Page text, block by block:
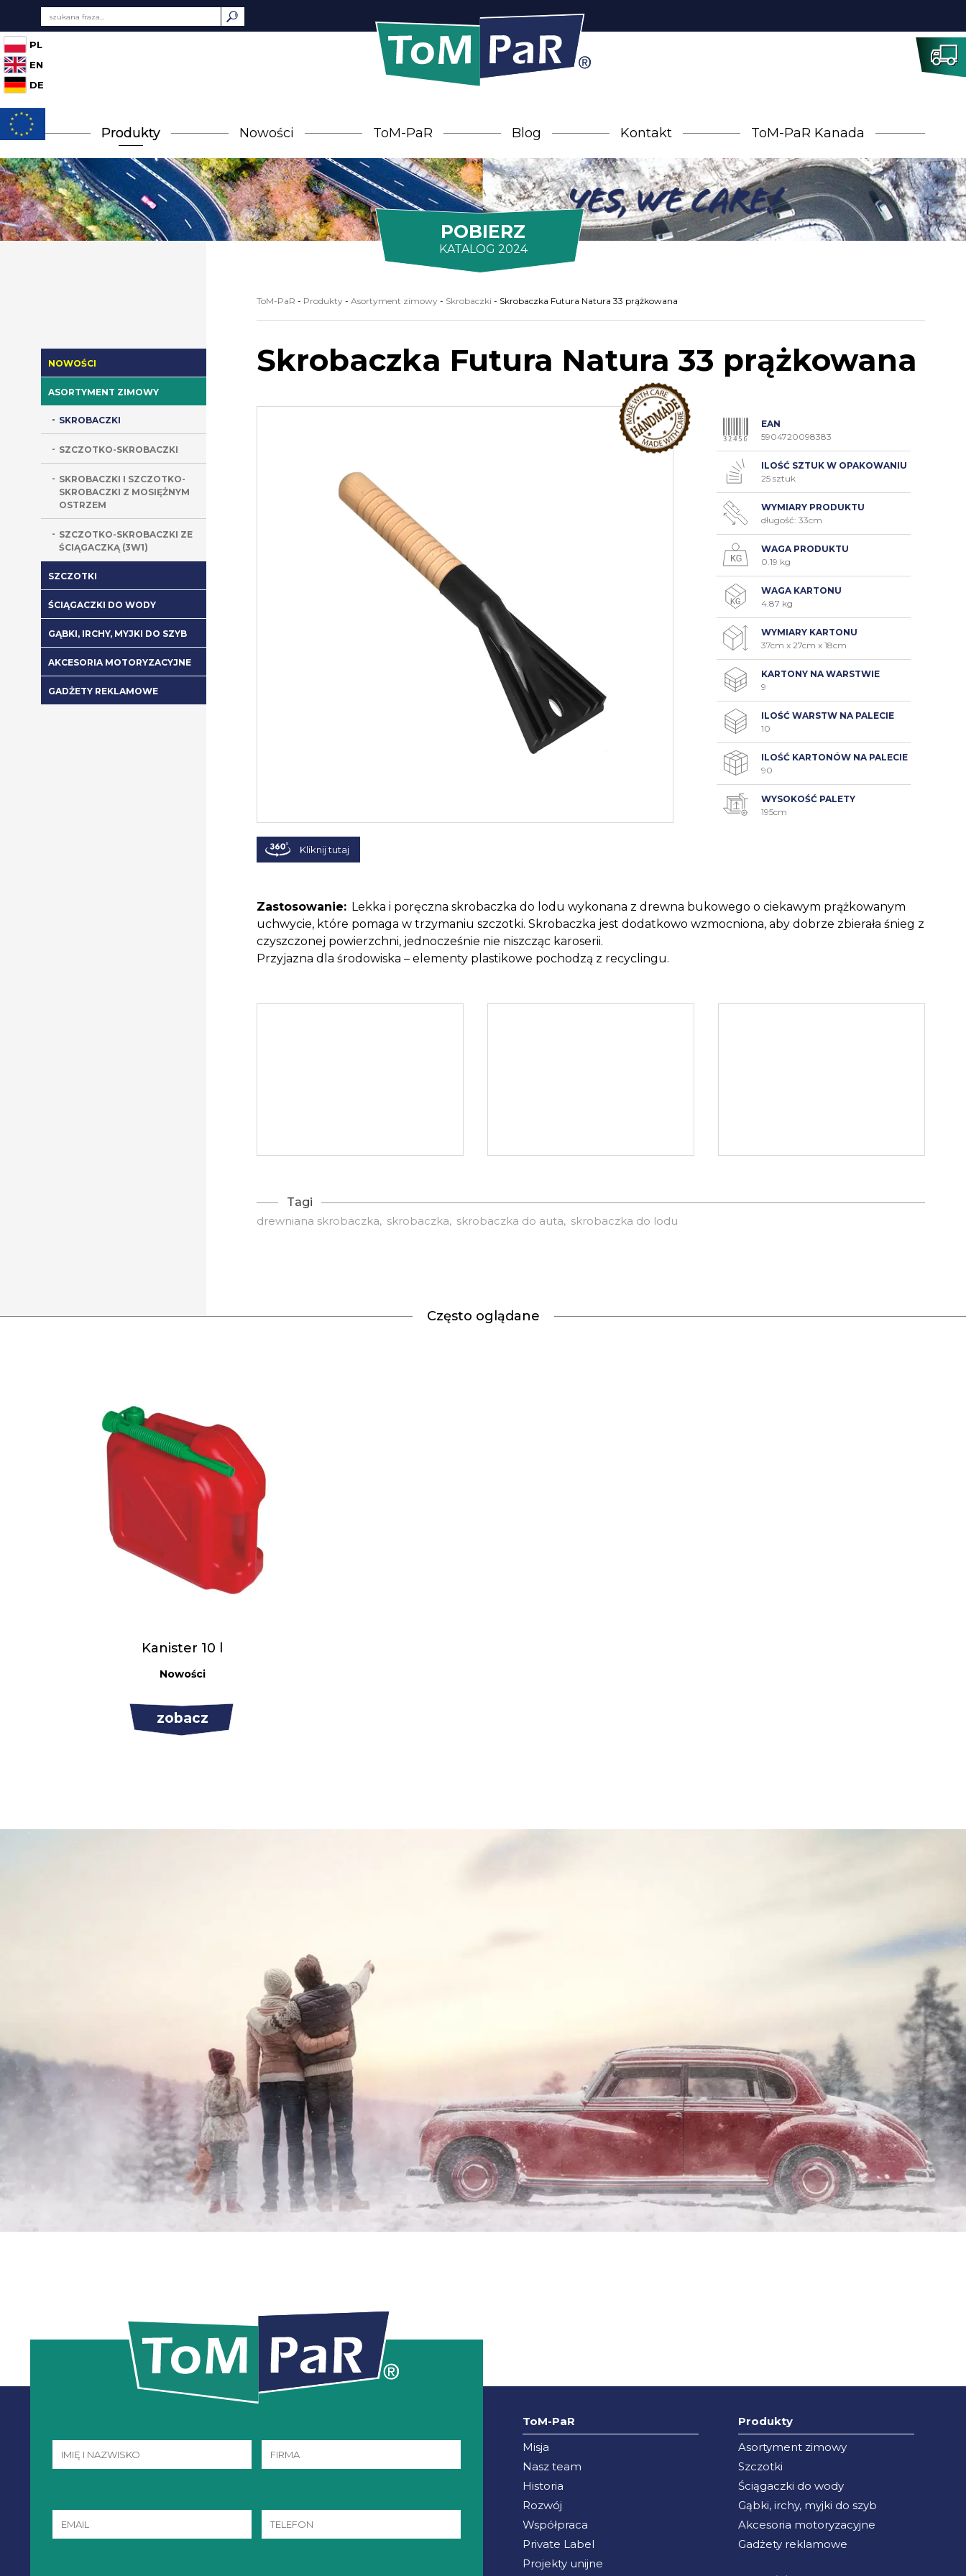
PL
EN
DE
Produkty Nowości ToM-PaR Blog Kontakt ToM-PaR Kanada
POBIERZ
KATALOG 2024
NOWOŚCI
ASORTYMENT ZIMOWY
SKROBACZKI
SZCZOTKO-SKROBACZKI
SKROBACZKI I SZCZOTKO-
SKROBACZKI Z MOSIĘŻNYM
OSTRZEM
SZCZOTKO-SKROBACZKI ZE
ŚCIĄGACZKĄ (3W1)
SZCZOTKI
ŚCIĄGACZKI DO WODY
GĄBKI, IRCHY, MYJKI DO SZYB
AKCESORIA MOTORYZACYJNE
GADŻETY REKLAMOWE
ToM-PaR - Produkty - Asortyment zimowy - Skrobaczki - Skrobaczka Futura Natura 33 prążkowana
Skrobaczka Futura Natura 33 prążkowana
EAN
5904720098383
ILOŚĆ SZTUK W OPAKOWANIU
25 sztuk
WYMIARY PRODUKTU
długość: 33cm
WAGA PRODUKTU
0.19 kg
WAGA KARTONU
4.87 kg
WYMIARY KARTONU
37cm x 27cm x 18cm
KARTONY NA WARSTWIE
9
ILOŚĆ WARSTW NA PALECIE
10
ILOŚĆ KARTONÓW NA PALECIE
90
WYSOKOŚĆ PALETY
195cm
Kliknij tutaj
Zastosowanie: Lekka i poręczna skrobaczka do lodu wykonana z drewna bukowego o ciekawym prążkowanym
uchwycie, które pomaga w trzymaniu szczotki. Skrobaczka jest dodatkowo wzmocniona, aby dobrze zbierała śnieg z
czyszczonej powierzchni, jednocześnie nie niszcząc karoserii.
Przyjazna dla środowiska – elementy plastikowe pochodzą z recyclingu.
Tagi
drewniana skrobaczka
skrobaczka skrobaczka do auta skrobaczka do lodu
Często oglądane
Kanister 10 l
Nowości
zobacz
ToM-PaR
Misja
Nasz team
Historia
Rozwój
Współpraca
Private Label
Projekty unijne
Produkty
Asortyment zimowy
Szczotki
Ściągaczki do wody
Gąbki, irchy, myjki do szyb
Akcesoria motoryzacyjne
Gadżety reklamowe